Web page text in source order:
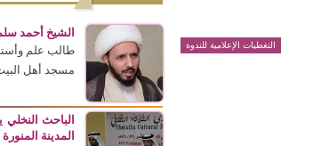
التغطيات الإعلامية للندوة
الشيخ أحمد
طالب علم
مسجد أهل
الباحث
المدينة المنورة